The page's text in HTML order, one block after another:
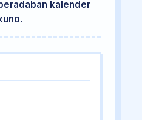
kalender